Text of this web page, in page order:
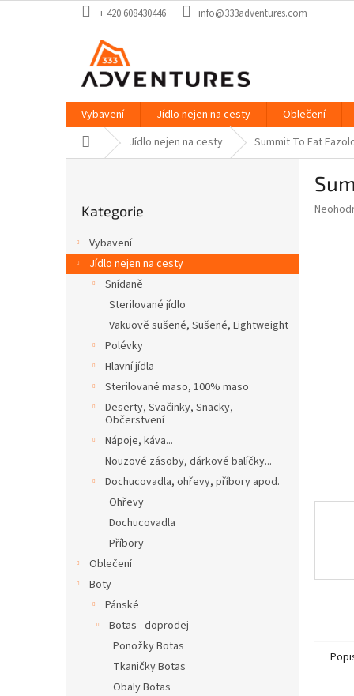
na
+ 420 608430446 info@333adventures.com
Vybavení Jídlo nejen na cesty
Oblečení
Domů Jídlo nejen na cesty Summit To Eat
a
n
kategorie
Kategorie
Vybavení
Jídlo nejen na cesty
Snídaně
Sterilované jídlo
Vakuově sušené, Sušené, Lightweight
Polévky
Hlavní jídla
Sterilované maso, 100% maso
Deserty, Svačinky, Snacky,
Občerstvení
Nápoje, káva...
Nouzové zásoby, dárkové balíčky...
Dochucovadla, ohřevy, příbory apod.
Ohřevy
Dochucovadla
Příbory
Oblečení
Boty
Pánské
Botas - doprodej
Ponožky Botas
Tkaničky Botas
Obaly Botas